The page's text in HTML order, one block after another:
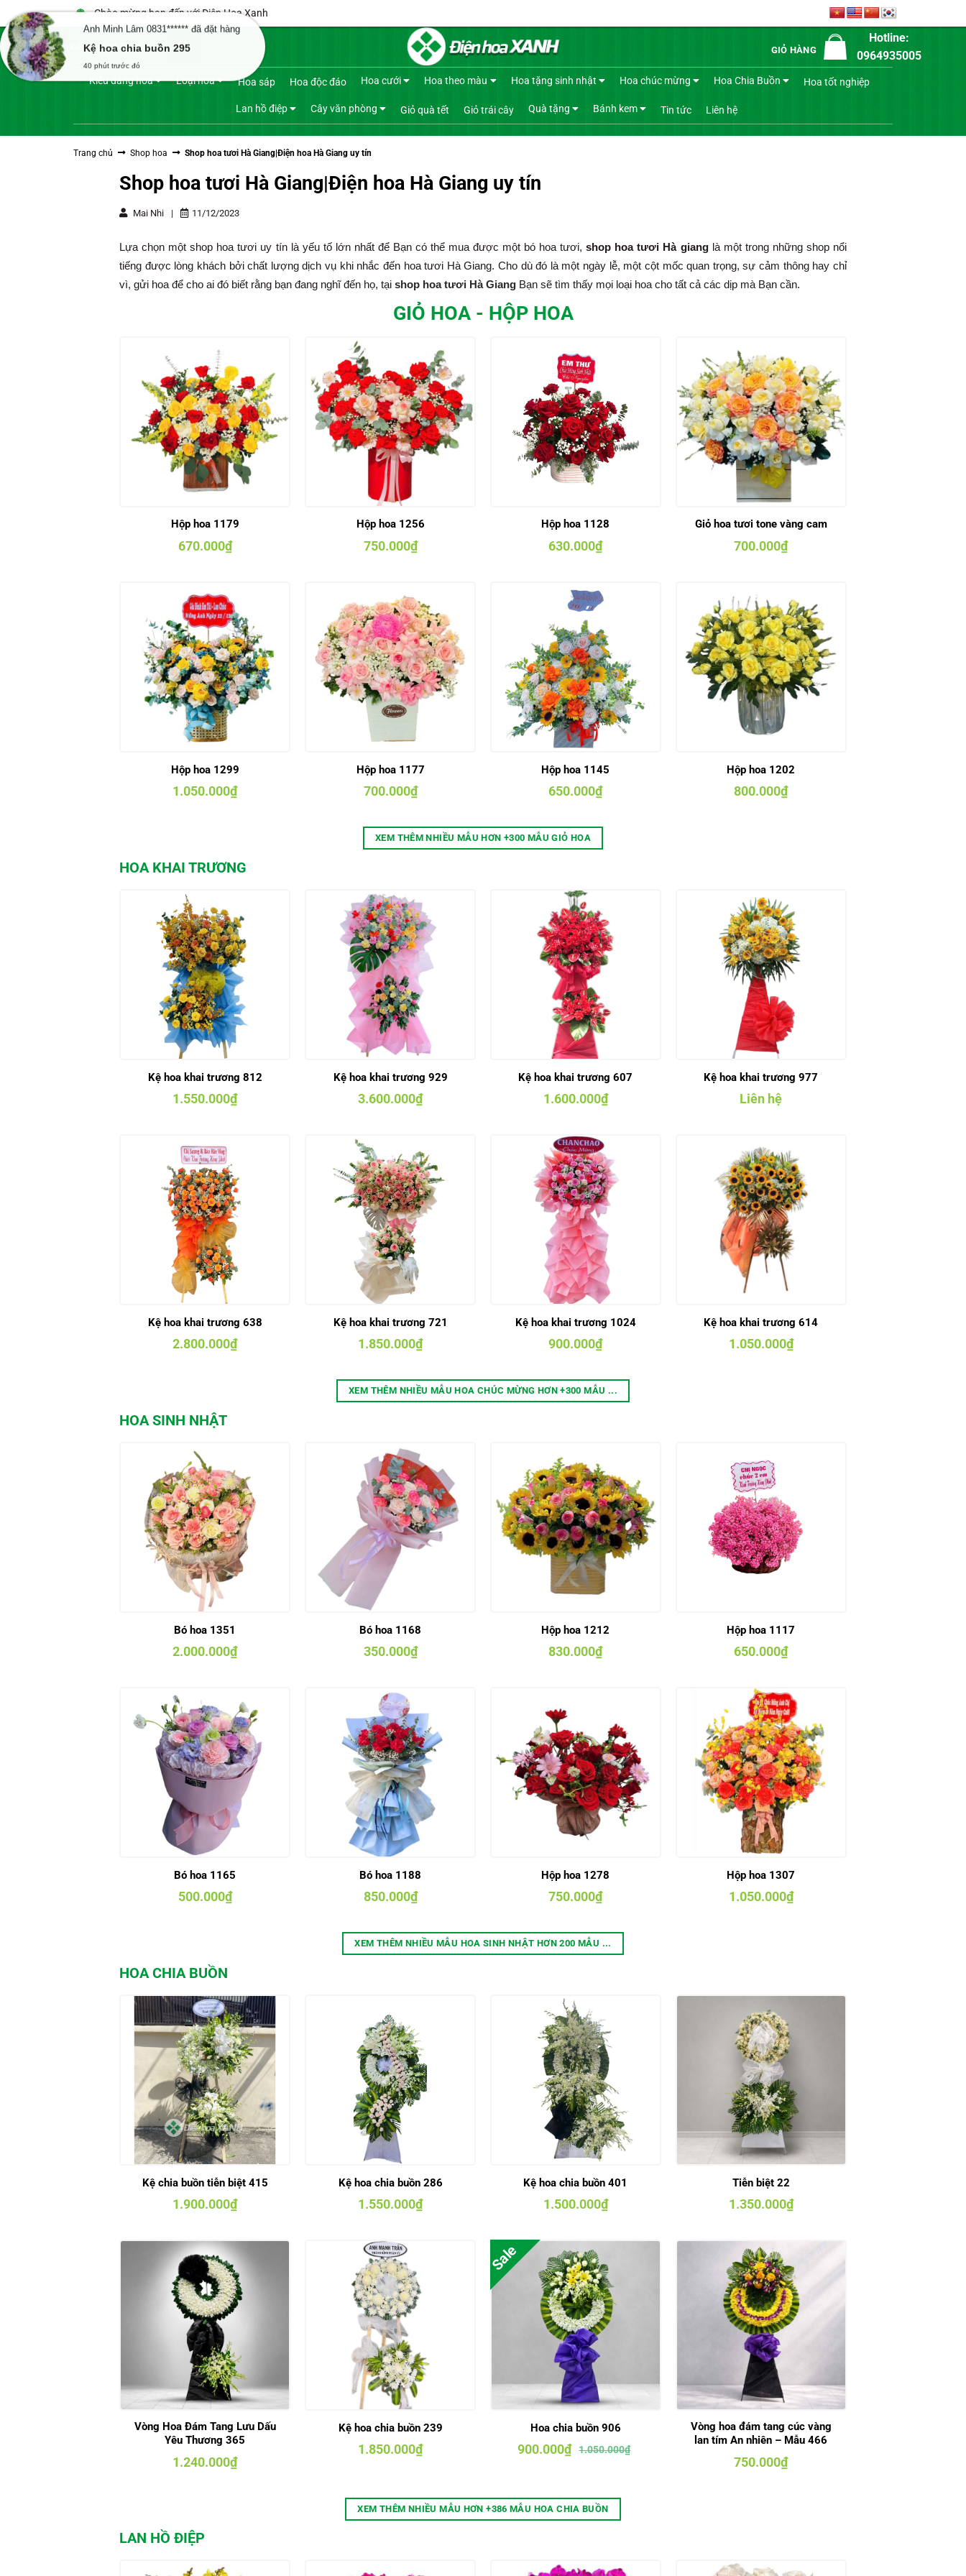
qua
nội
dung
Chào mừng bạn đến với Điện Hoa Xanh
Tìm
kiếm:
GIỎ HÀNG
Hotline:
0964935005
Kiểu dáng hoa Loại hoa Hoa sáp Hoa độc đáo Hoa cưới Hoa theo màu Hoa tặng sinh nhật Hoa chúc mừng Hoa Chia Buồn Hoa tốt nghiệp
Lan hồ điệp Cây văn phòng Giỏ quà tết Giỏ trái cây Quà tặng Bánh kem Tin tức Liên hệ
Trang chủ Shop hoa Shop hoa tươi Hà Giang|Điện hoa Hà Giang uy tín
Shop hoa tươi Hà Giang|Điện hoa Hà Giang uy tín
Mai Nhi | 11/12/2023
Lựa chọn một shop hoa tươi uy tín là yếu tố lớn nhất để Bạn có thể mua được một bó hoa tươi,shop hoa tươi Hà gianglà một trong những shop nổi
tiếng được lòng khách bởi chất lượng dịch vụ khi nhắc đến hoa tươi Hà Giang. Cho dù đó là một ngày lễ, một cột mốc quan trọng, sự cảm thông hay chỉ
vì, gửi hoa để cho ai đó biết rằng bạn đang nghĩ đến họ, tạishop hoa tươi Hà Giang Bạn sẽ tìm thấy mọi loại hoa cho tất cả các dịp mà Bạn cần.
GIỎ HOA - HỘP HOA
Hộp hoa 1179
670.000₫
Hộp hoa 1256
750.000₫
Hộp hoa 1128
630.000₫
Giỏ hoa tươi tone vàng cam
700.000₫
Hộp hoa 1299
1.050.000₫
Hộp hoa 1177
700.000₫
Hộp hoa 1145
650.000₫
Hộp hoa 1202
800.000₫
XEM THÊM NHIỀU MẪU HƠN +300 MẪU GIỎ HOA
HOA KHAI TRƯƠNG
Kệ hoa khai trương 812
1.550.000₫
Kệ hoa khai trương 929
3.600.000₫
Kệ hoa khai trương 607
1.600.000₫
Kệ hoa khai trương 977
Liên hệ
Kệ hoa khai trương 638
2.800.000₫
Kệ hoa khai trương 721
1.850.000₫
Kệ hoa khai trương 1024
900.000₫
Kệ hoa khai trương 614
1.050.000₫
XEM THÊM NHIỀU MẪU HOA CHÚC MỪNG HƠN +300 MẪU ...
HOA SINH NHẬT
Bó hoa 1351
2.000.000₫
Bó hoa 1168
350.000₫
Hộp hoa 1212
830.000₫
Hộp hoa 1117
650.000₫
Bó hoa 1165
500.000₫
Bó hoa 1188
850.000₫
Hộp hoa 1278
750.000₫
Hộp hoa 1307
1.050.000₫
XEM THÊM NHIỀU MẪU HOA SINH NHẬT HƠN 200 MẪU ...
HOA CHIA BUỒN
Kệ chia buồn tiễn biệt 415
1.900.000₫
Kệ hoa chia buồn 286
1.550.000₫
Kệ hoa chia buồn 401
1.500.000₫
Tiễn biệt 22
1.350.000₫
Vòng Hoa Đám Tang Lưu Dấu
Yêu Thương 365
1.240.000₫
Kệ hoa chia buồn 239
1.850.000₫
Sale
Hoa chia buồn 906
1.050.000₫
Giá
gốc
900.000₫
Giá
hiện
Vòng hoa đám tang cúc vàng
lan tím An nhiên – Mẫu 466
750.000₫
XEM THÊM NHIỀU MẪU HƠN +386 MẪU HOA CHIA BUỒN
LAN HỒ ĐIỆP
Anh Minh Lâm 0831****** đã đặt hàng
Kệ hoa chia buồn 295
40 phút trước đó